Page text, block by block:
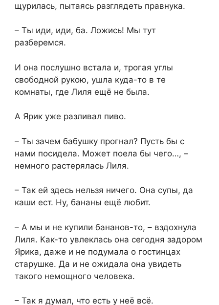
щурилась, пытаясь разглядеть правнука.
– Ты иди, иди, ба. Ложись! Мы тут
разберемся.
И она послушно встала и, трогая углы
свободной рукою, ушла куда-то в те
комнаты, где Лиля ещё не была.
А Ярик уже разливал пиво.
– Ты зачем бабушку прогнал? Пусть бы с
нами посидела. Может поела бы чего…, –
немного растерялась Лиля.
– Так ей здесь нельзя ничего. Она супы, да
каши ест. Ну, бананы ещё любит.
– А мы и не купили бананов-то, – вздохнула
Лиля. Как-то увлеклась она сегодня задором
Ярика, даже и не подумала о гостинцах
старушке. Да и не ожидала она увидеть
такого немощного человека.
– Так я думал, что есть у неё всё.